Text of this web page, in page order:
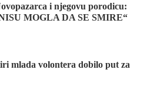
i njegovu porodicu:
MOGLA DA SE SMIRE“
mlada volontera dobilo put za